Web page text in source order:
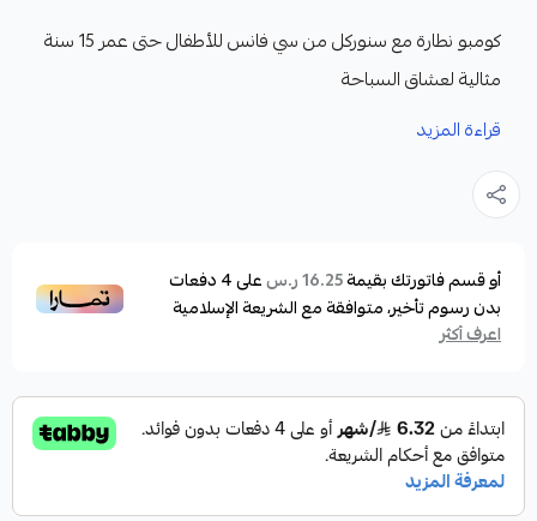
كومبو نطارة مع سنوركل من سي فانس للأطفال حتى عمر 15 سنة
مثالية لعشاق السباحة
إطار سيليكون مرن يناسب مختلف أحجام الوجوه، مما
يوفر راحة وثباتًا دون تسرب الماء.
يأتي أنبوب التنفس بتصميم مريح وصغير الحجم يناسب
قطعة فموية ناعمة لتسهيل التنفس براحة أثناء السباحة
والاستكشاف.
هذا الكومبو يوفر للأطفال تجربة غوص آمنة وممتعة في
قراءة المزيد
أو قسم فاتورتك بقيمة16.25 ر.س على4دفعات
بدون رسوم تأخير، متوافقة مع الشريعة الإسلامية
اعرف أكثر